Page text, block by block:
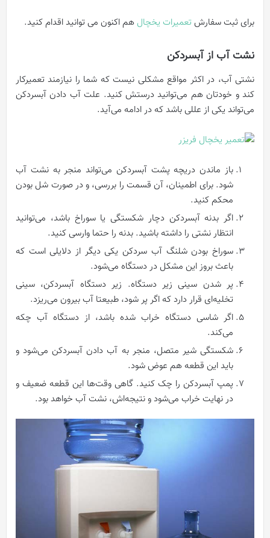
برای ثبت سفارشتعمیرات یخچال هم اکنون می توانید اقدام کنید.
نشت آب از آبسردکن
نشتی آب، در اکثر مواقع مشکلی نیست که شما را نیازمند تعمیرکار
کند و خودتان هم می‌توانید درستش کنید. علت آب دادن آبسردکن
می‌تواند یکی از عللی باشد که در ادامه می‌آید.
باز ماندن دریچه پشت آبسردکن می‌تواند منجر به نشت آب
شود. برای اطمینان، آن قسمت را بررسی، و در صورت شل بودن
محکم کنید.
اگر بدنه آبسردکن دچار شکستگی یا سوراخ باشد، می‌توانید
انتظار نشتی را داشته باشید. بدنه را حتما وارسی کنید.
سوراخ بودن شلنگ آب سرد‌کن یکی دیگر از دلایلی است که
باعث بروز این مشکل در دستگاه می‌شود.
پر شدن سینی زیر دستگاه. زیر دستگاه آبسردکن، سینی
تخلیه‌ای قرار دارد که اگر پر شود، طبیعتا آب بیرون می‌ریزد.
اگر شاسی دستگاه خراب شده باشد، از دستگاه آب چکه
می‌کند.
شکستگی شیر متصل، منجر به آب دادن آبسردکن می‌شود و
باید این قطعه هم عوض شود.
پمپ آبسردکن را چک کنید. گاهی وقت‌ها این قطعه ضعیف و
در نهایت خراب می‌شود و نتیجه‌اش، نشت آب خواهد بود.